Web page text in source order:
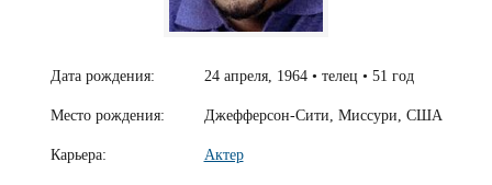
Дата рождения: 24 апреля, 1964 • телец • 51 год
Место рождения: Джефферсон-Сити, Миссури, США
Карьера: Актер